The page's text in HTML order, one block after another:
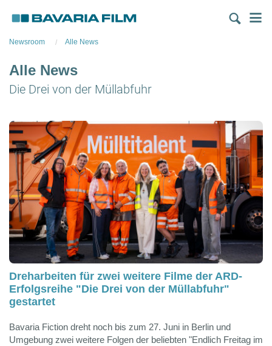
zum
Inhalt
Newsroom Alle News
Alle News
Die Drei von der Müllabfuhr
Dreharbeiten für zwei weitere Filme der ARD-
Erfolgsreihe "Die Drei von der Müllabfuhr"
gestartet
Bavaria Fiction dreht noch bis zum 27. Juni in Berlin und
Umgebung zwei weitere Folgen der beliebten "Endlich Freitag im